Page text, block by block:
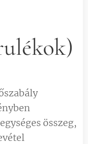
összeg,